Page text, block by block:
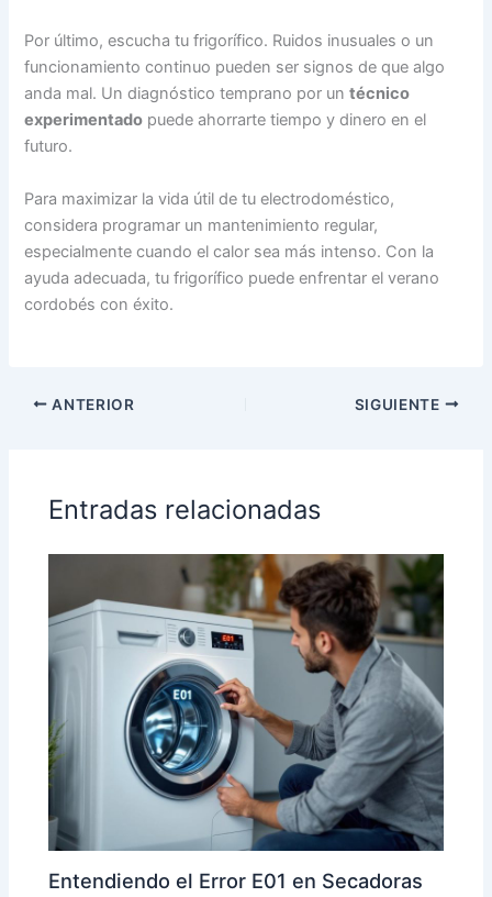
Por último, escucha tu frigorífico. Ruidos inusuales o un
funcionamiento continuo pueden ser signos de que algo
anda mal. Un diagnóstico temprano por untécnico
experimentado puede ahorrarte tiempo y dinero en el
futuro.
Para maximizar la vida útil de tu electrodoméstico,
considera programar un mantenimiento regular,
especialmente cuando el calor sea más intenso. Con la
ayuda adecuada, tu frigorífico puede enfrentar el verano
cordobés con éxito.
ANTERIOR SIGUIENTE
Entradas relacionadas
Entendiendo el Error E01 en Secadoras